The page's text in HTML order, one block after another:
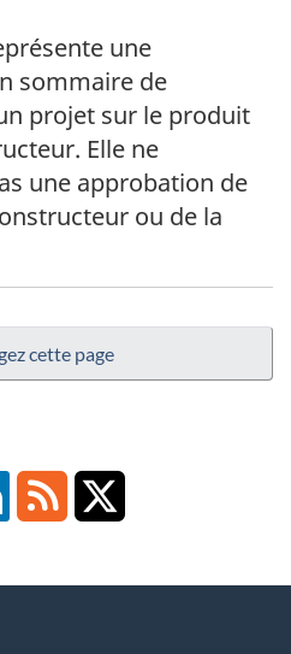
une
sommaire de
projet sur le produit
Elle ne
une approbation de
ou de la
de la note de bas de
cette page
LinkedInRSS